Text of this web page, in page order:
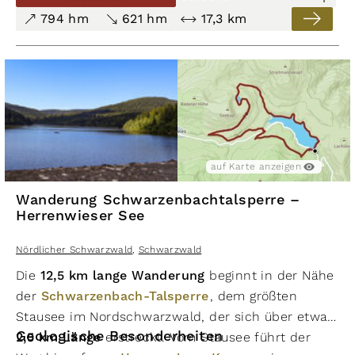
durch Wälder und Wiesen, mitunter auch steile
Steigungen und Abstiege, prägen diese Tour.
Beginnend in Forbach führt die Route zunächst
bergauf zur Schwarzenbach-Talsperre, bevor sie
vorbei an Erbersbronn verläuft. Im Anschluss daran
geht es relativ eben weiter mit Blick auf die Murg
bis schließlich der Kurpark in Schönmünzach
794 hm
621 hm 17,3 km
auf Karte anzeigen
Wanderung Schwarzenbachtalsperre –
Herrenwieser See
Nördlicher Schwarzwald Schwarzwald
Die 12,5 km lange Wanderung beginnt in der Nähe
der Schwarzenbach-Talsperre, dem größten
Stausee im Nordschwarzwald, der sich über etwa
2,5 km Längeerstreckt. Vom Stausee führt der
Geologische Besonderheiten